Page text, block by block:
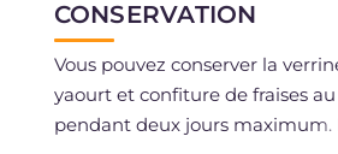
CONSERVATION
Vous pouvez conserver la
yaourt et confiture de fraises
pendant deux jours maximum.